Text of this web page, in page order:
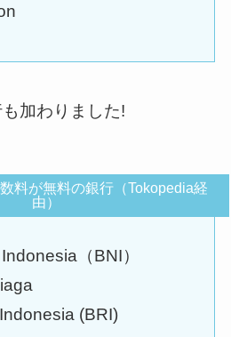
加わりました!
料が無料の銀行（Tokopedia経
由）
（BNI）
(BRI)